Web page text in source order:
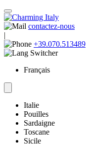
contactez-nous
|
+39.070.513489
Français
Italie
Pouilles
Sardaigne
Toscane
Sicile